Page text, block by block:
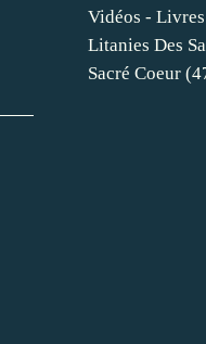
Vidéos - Livres
Litanies Des
Sacré Coeur